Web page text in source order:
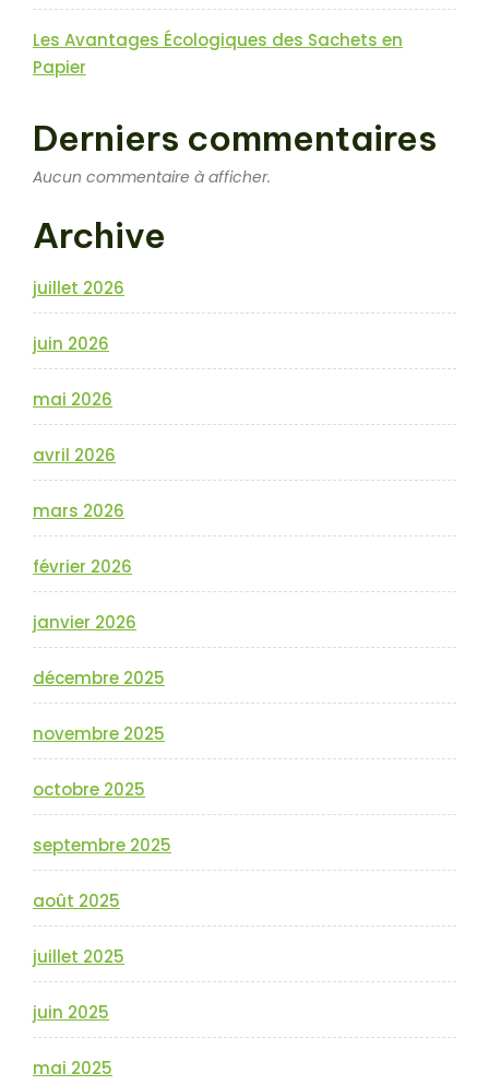
Les Avantages Écologiques des Sachets en
Papier
Derniers commentaires
Aucun commentaire à afficher.
Archive
juillet 2026
juin 2026
mai 2026
avril 2026
mars 2026
février 2026
janvier 2026
décembre 2025
novembre 2025
octobre 2025
septembre 2025
août 2025
juillet 2025
juin 2025
mai 2025